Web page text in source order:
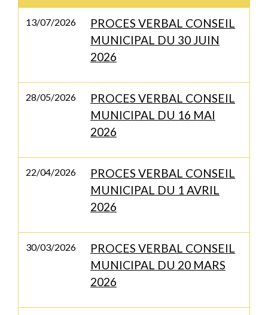
13/07/2026
PROCES VERBAL CONSEIL
MUNICIPAL DU 30 JUIN
2026
28/05/2026
PROCES VERBAL CONSEIL
MUNICIPAL DU 16 MAI
2026
22/04/2026
PROCES VERBAL CONSEIL
MUNICIPAL DU 1 AVRIL
2026
30/03/2026
PROCES VERBAL CONSEIL
MUNICIPAL DU 20 MARS
2026